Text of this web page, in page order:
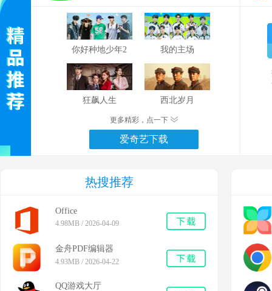
你好种地少年2 我的主场
狂飙人生 西北岁月
更多精彩，点一下
爱奇艺下载
热搜推荐
Office
4.98MB / 2026-04-09
金舟PDF编辑器
4.93MB / 2026-04-22
QQ游戏大厅